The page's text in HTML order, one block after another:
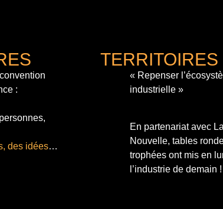
:
des idées…
« Repenser
industrielle »
En partenariat avec
Nouvelle, tables
trophées ont mis en
l’industrie de demain !